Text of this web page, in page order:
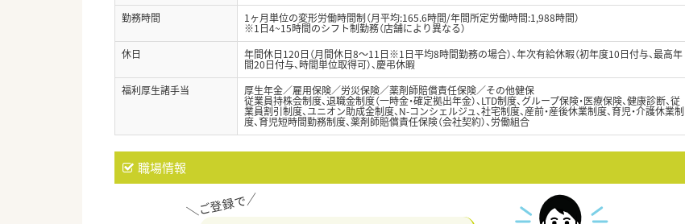
勤務時間
1ヶ月単位の変形労働時間制（月平均:165.6時間/年間所定労働時間:1,988時間）
※1日4~15時間のシフト制勤務（店舗により異なる）
休日
年間休日120日（月間休日8～11日※1日平均8時間勤務の場合）、年次有給休暇（初年度10日付与、最高年
間20日付与、時間単位取得可）、慶弔休暇
福利厚生諸手当
厚生年金／雇用保険／労災保険／薬剤師賠償責任保険／その他健保
従業員持株会制度、退職金制度（一時金・確定拠出年金）、LTD制度、グループ保険・医療保険、健康診断、従
業員割引制度、ユニオン助成金制度、N-コンシェルジュ、社宅制度、産前・産後休業制度、育児・介護休業制
度、育児短時間勤務制度、薬剤師賠償責任保険（会社契約）、労働組合
職場情報